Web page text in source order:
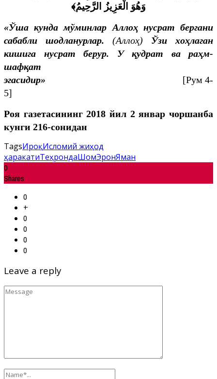
وَهُوَ الْعَزِيزُ الرَّحِيمُ﴾
«Ўша кунда мўминлар Аллоҳ нусрат бергани
сабабли шодланурлар. (Аллоҳ) Ўзи хоҳлаган
кишига нусрат берур. У қудрат ва раҳм-
шафқат
эгасидир» [Рум 4-
5]
Роя газетасининг 2018 йил 2 январ чоршанба
кунги 216-сонидан
TagsИроқИсломий жиҳод
ҳаракатиТеҳрондаШомЭронЯман
0
Shares
0
+
0
0
0
0
Leave a reply